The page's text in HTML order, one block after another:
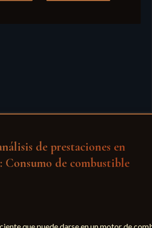
de prestaciones en
Consumo de combustible